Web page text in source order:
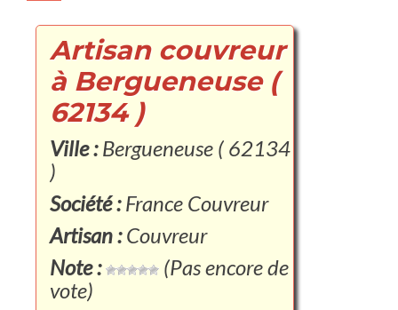
Artisan couvreur
à Bergueneuse (
62134 )
Ville :Bergueneuse ( 62134
)
Société :France Couvreur
Artisan :Couvreur
Note :
(Pas encore de
vote)